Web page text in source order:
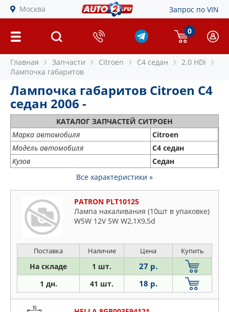
Москва Запрос по VIN
0
Главная Запчасти Citroen C4 седан
2.0 HDi
Лампочка габаритов
Лампочка габаритов Citroen C4
седан 2006 -
КАТАЛОГ ЗАПЧАСТЕЙ СИТРОЕН
Марка автомобиля
Citroen
Модель автомобиля
C4 седан
Кузов
Седан
Все характеристики »
PATRON PLT10125
Лампа накаливания (10шт в упаковке)
W5W 12V 5W W2,1X9,5d
Поставка Наличие Цена Купить
На складе 1 шт. 27 р.
1 дн. 41 шт. 18 р.